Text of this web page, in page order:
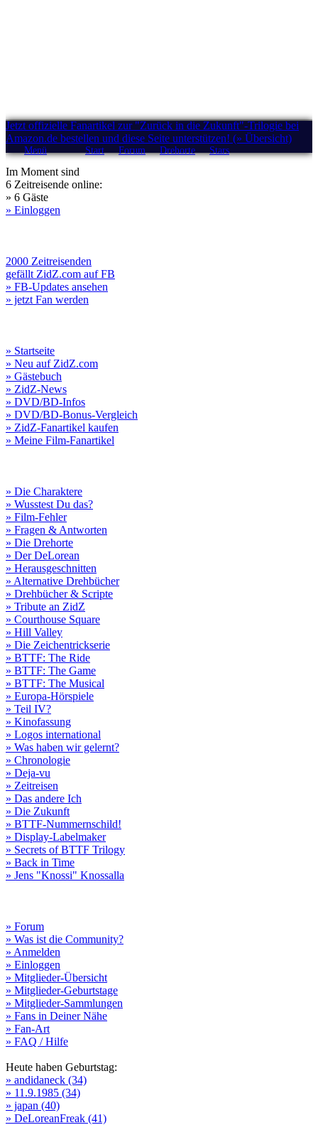
Jetzt offizielle Fanartikel zur "Zurück in die Zukunft"-Trilogie bei
Amazon.de bestellen und diese Seite unterstützen! (» Übersicht)
Menü Start Forum Drehorte Stars
Im Moment sind
6 Zeitreisende online:
» 6 Gäste
» Einloggen
2000 Zeitreisenden
gefällt ZidZ.com auf FB
» FB-Updates ansehen
» jetzt Fan werden
» Startseite
» Neu auf ZidZ.com
» Gästebuch
» ZidZ-News
» DVD/BD-Infos
» DVD/BD-Bonus-Vergleich
» ZidZ-Fanartikel kaufen
» Meine Film-Fanartikel
» Die Charaktere
» Wusstest Du das?
» Film-Fehler
» Fragen & Antworten
» Die Drehorte
» Der DeLorean
» Herausgeschnitten
» Alternative Drehbücher
» Drehbücher & Scripte
» Tribute an ZidZ
» Courthouse Square
» Hill Valley
» Die Zeichentrickserie
» BTTF: The Ride
» BTTF: The Game
» BTTF: The Musical
» Europa-Hörspiele
» Teil IV?
» Kinofassung
» Logos international
» Was haben wir gelernt?
» Chronologie
» Deja-vu
» Zeitreisen
» Das andere Ich
» Die Zukunft
» BTTF-Nummernschild!
» Display-Labelmaker
» Secrets of BTTF Trilogy
» Back in Time
» Jens "Knossi" Knossalla
» Forum
» Was ist die Community?
» Anmelden
» Einloggen
» Mitglieder-Übersicht
» Mitglieder-Geburtstage
» Mitglieder-Sammlungen
» Fans in Deiner Nähe
» Fan-Art
» FAQ / Hilfe
Heute haben Geburtstag:
» andidaneck (34)
» 11.9.1985 (34)
» japan (40)
» DeLoreanFreak (41)